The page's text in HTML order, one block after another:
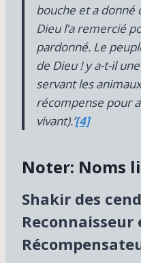
bouche et a donné
Dieu l’a remercié
pardonné. Le
de Dieu ! y a-t-il
servant les
récompense pour
vivant).’[4]
Noter: Noms
Shakir des
Reconnaisseur